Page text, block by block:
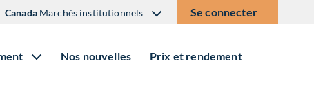
Canada Marchés institutionnels Se connecter
Nos nouvelles Prix et rendement